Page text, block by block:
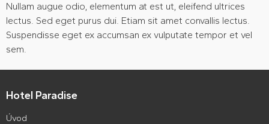
Nullam augue odio, elementum at est ut, eleifend ultrices
lectus. Sed eget purus dui. Etiam sit amet convallis lectus.
Suspendisse eget ex accumsan ex vulputate tempor et vel
sem.
Hotel Paradise
Úvod